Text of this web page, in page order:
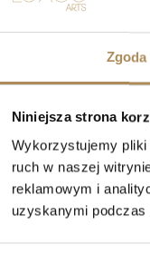
Zgoda
Niniejsza strona
Wykorzystujemy pliki
ruch w naszej
reklamowym i
uzyskanymi podczas
0.90 ct
0.90 ct
białe złoto
diamentami